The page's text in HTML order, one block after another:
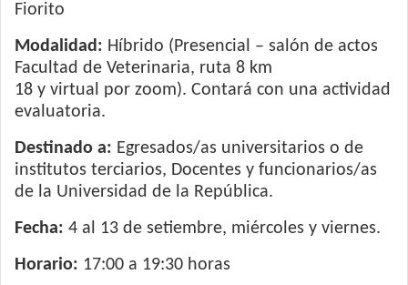
Fiorito
Modalidad: Híbrido (Presencial – salón de actos
Facultad de Veterinaria, ruta 8 km
18 y virtual por zoom). Contará con una actividad
evaluatoria.
Destinado a: Egresados/as universitarios o de
institutos terciarios, Docentes y funcionarios/as
de la Universidad de la República.
Fecha: 4 al 13 de setiembre, miércoles y viernes.
Horario: 17:00 a 19:30 horas